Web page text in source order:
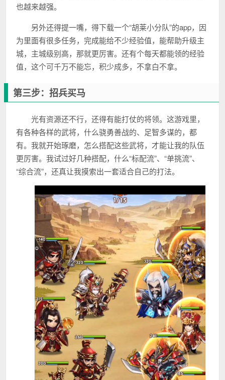
也越来越强。
另外还得提一嘴，得下载一个“胡莱小分队”的app，因
为里面有很多任务，完成能给不少经验值，能帮助升级主
城，主城级别高，那就更厉害。还有个每天都能领的经验
值，这个可千万不能忘，积少成多，不拿白不拿。
第三步：招兵买马
光有资源还不行，还得有能打仗的将领。这游戏里，
有各种各样的武将，什么骁勇善战的、足智多谋的，都
有。我就开始琢磨，怎么搭配这些武将，才能让我的队伍
更厉害。我试过好几种搭配，什么“标配流”、“单挑流”、
“综合流”，还真让我摸索出一套适合自己的打法。